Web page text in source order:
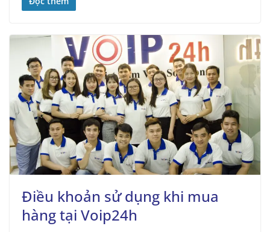
Điều khoản sử dụng khi mua
hàng tại Voip24h